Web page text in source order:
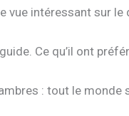
vue intéressant sur le
Ce qu’il ont
: tout le monde